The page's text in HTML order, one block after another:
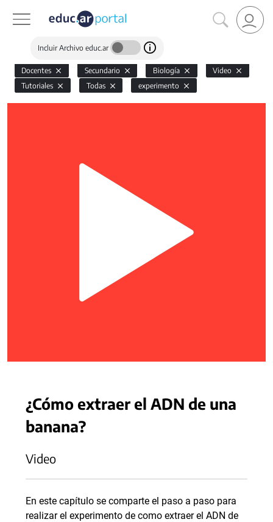
Incluir Archivo educ.ar
Docentes Secundario Biología
Video
Tutoriales
Todas experimento
¿Cómo extraer el ADN de una
banana?
Video
En este capítulo se comparte el paso a paso para
realizar el experimento de como extraer el ADN de